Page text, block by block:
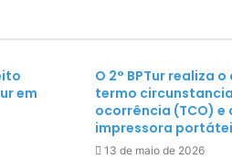
em
O 2° BPTur realiza
termo
ocorrência (TCO) e
impressora
13 de maio de 2026